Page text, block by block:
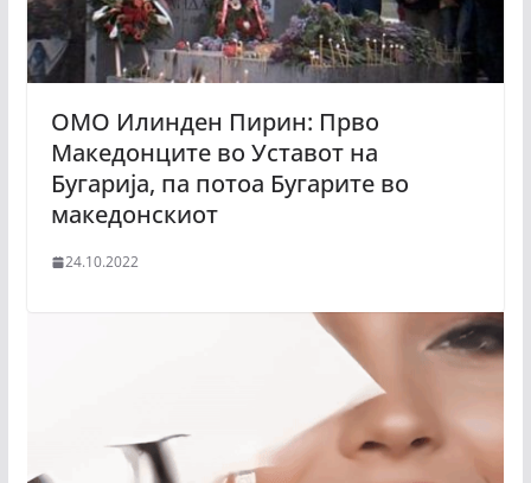
ОМО Илинден Пирин: Прво
Македонците во Уставот на
Бугарија, па потоа Бугарите во
македонскиот
24.10.2022